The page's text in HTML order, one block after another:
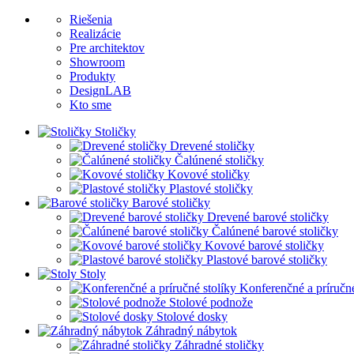
Riešenia
Realizácie
Pre architektov
Showroom
Produkty
DesignLAB
Kto sme
Stoličky
Drevené stoličky
Čalúnené stoličky
Kovové stoličky
Plastové stoličky
Barové stoličky
Drevené barové stoličky
Čalúnené barové stoličky
Kovové barové stoličky
Plastové barové stoličky
Stoly
Konferenčné a
Stolové podnože
Stolové dosky
Záhradný nábytok
Záhradné stoličky